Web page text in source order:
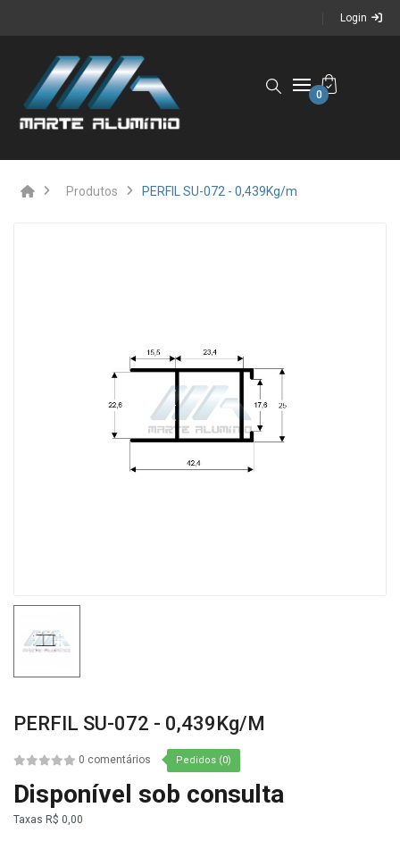
Login
0
Produtos PERFIL SU-072 - 0,439Kg/m
PERFIL SU-072 - 0,439Kg/m
0 comentários Pedidos (0)
Disponível sob consulta
Taxas R$ 0,00